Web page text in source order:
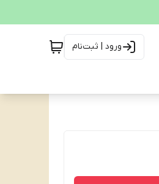
ورود | ثبت‌نام